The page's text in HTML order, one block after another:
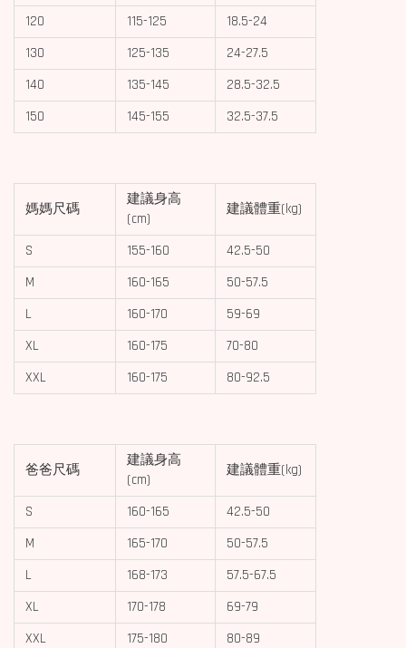
120
115-125
18.5-24
130
125-135
24-27.5
140
135-145
28.5-32.5
150
145-155 32.5-37.5
媽媽尺碼
建議身高
(cm)
建議體重(kg)
S 155-160
42.5-50
M
160-165
50-57.5
L
160-170
59-69
XL
160-175
70-80
XXL
160-175 80-92.5
爸爸尺碼
建議身高
(cm)
建議體重(kg)
S 160-165
42.5-50
M
165-170
50-57.5
L
168-173
57.5-67.5
XL
170-178
69-79
XXL
175-180
80-89